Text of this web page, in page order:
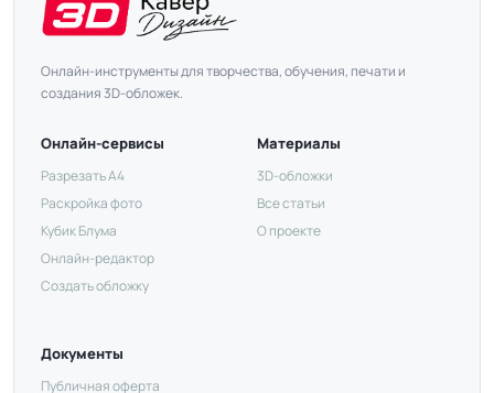
Онлайн-инструменты для творчества, обучения, печати и
создания 3D-обложек.
Онлайн-сервисы
Разрезать А4
Раскройка фото
Кубик Блума
Онлайн-редактор
Создать обложку
Материалы
3D-обложки
Все статьи
О проекте
Документы
Публичная оферта